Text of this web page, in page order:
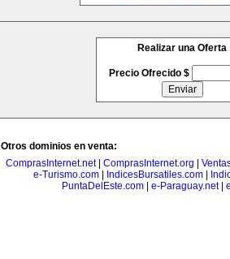
Realizar una Oferta
Precio Ofrecido $
Otros dominios en venta:
ComprasInternet.net| ComprasInternet.org
e-Turismo.com| IndicesBursatiles.com|
PuntaDelEste.com| e-Paraguay.net|